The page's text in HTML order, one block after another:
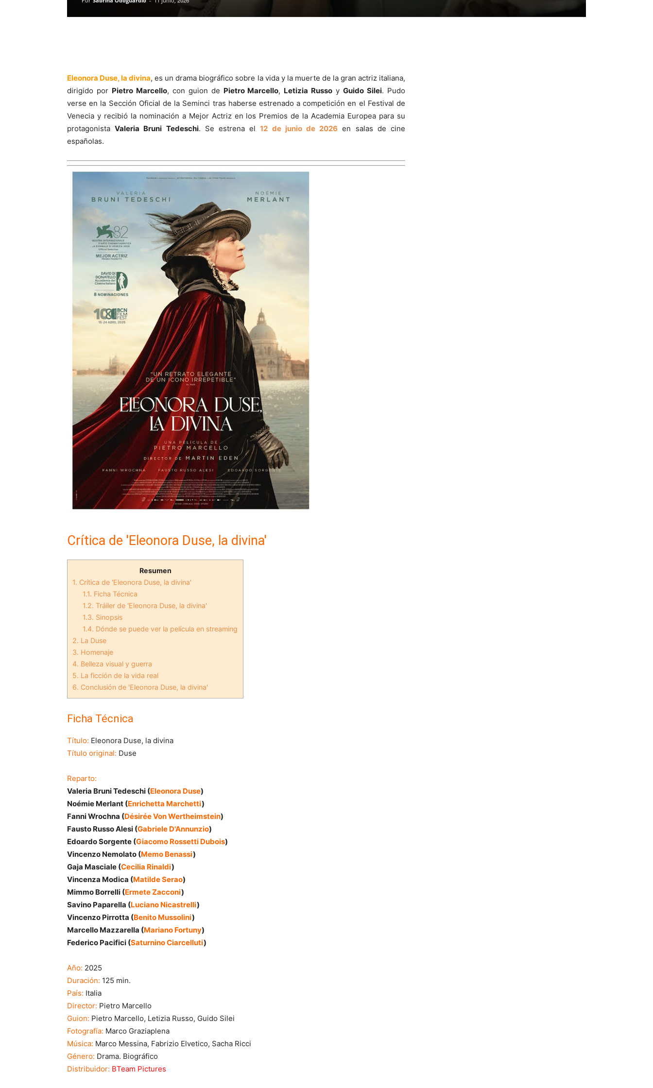
Eleonora Duse, la divina, es un drama biográfico sobre la vida y la muerte de la gran actriz italiana,
dirigido por Pietro Marcello, con guion de Pietro Marcello, Letizia Russo yGuido Silei. Pudo
verse en la Sección Oficial de la Seminci tras haberse estrenado a competición en el Festival de
Venecia y recibió la nominación a Mejor Actriz en los Premios de la Academia Europea para su
protagonistaValeria Bruni Tedeschi. Se estrena el12 de junio de 2026 en salas de cine
españolas.
Crítica de 'Eleonora Duse, la divina'
Resumen
1. Crítica de 'Eleonora Duse, la divina'
1.1. Ficha Técnica
1.2. Tráiler de 'Eleonora Duse, la divina'
1.3. Sinopsis
1.4. Dónde se puede ver la película en streaming
2. La Duse
3. Homenaje
4. Belleza visual y guerra
5. La ficción de la vida real
6. Conclusión de 'Eleonora Duse, la divina'
Ficha Técnica
Título: Eleonora Duse, la divina
Título original: Duse
Reparto:
Valeria Bruni Tedeschi (Eleonora Duse)
Noémie Merlant (Enrichetta Marchetti)
Fanni Wrochna (Désirée Von Wertheimstein)
Fausto Russo Alesi (Gabriele D'Annunzio)
Edoardo Sorgente (Giacomo Rossetti Dubois)
Vincenzo Nemolato (Memo Benassi)
Gaja Masciale (Cecilia Rinaldi)
Vincenza Modica (Matilde Serao)
Mimmo Borrelli (Ermete Zacconi)
Savino Paparella (Luciano Nicastrelli)
Vincenzo Pirrotta (Benito Mussolini)
Marcello Mazzarella (Mariano Fortuny)
Federico Pacifici (Saturnino Ciarcelluti)
Año: 2025
Duración: 125 min.
País: Italia
Director: Pietro Marcello
Guion: Pietro Marcello, Letizia Russo, Guido Silei
Fotografía: Marco Graziaplena
Música: Marco Messina, Fabrizio Elvetico, Sacha Ricci
Género: Drama. Biográfico
Distribuidor: BTeam Pictures